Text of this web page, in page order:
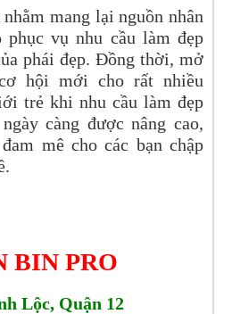
mang lại nguồn nhân
vụ nhu cầu làm đẹp
phái đẹp. Đồng thời, mở
hội mới cho rất nhiều
trẻ khi nhu cầu làm đẹp
càng được nâng cao,
mê cho các bạn chập
BIN PRO
Lộc, Quận 12